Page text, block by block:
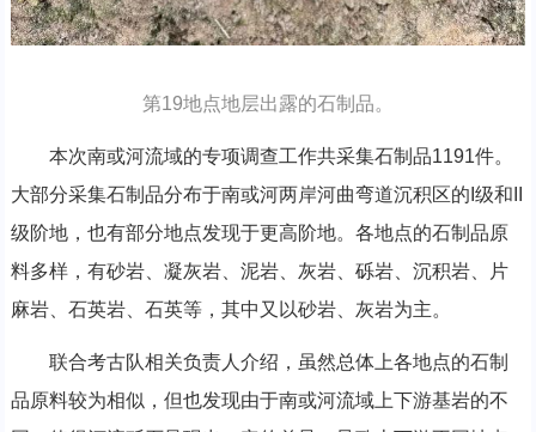
第19地点地层出露的石制品。
本次南或河流域的专项调查工作共采集石制品1191件。
大部分采集石制品分布于南或河两岸河曲弯道沉积区的I级和II
级阶地，也有部分地点发现于更高阶地。各地点的石制品原
料多样，有砂岩、凝灰岩、泥岩、灰岩、砾岩、沉积岩、片
麻岩、石英岩、石英等，其中又以砂岩、灰岩为主。
联合考古队相关负责人介绍，虽然总体上各地点的石制
品原料较为相似，但也发现由于南或河流域上下游基岩的不